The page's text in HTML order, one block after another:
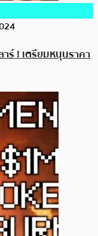
ร์ ! เตรียมหนุนราคา